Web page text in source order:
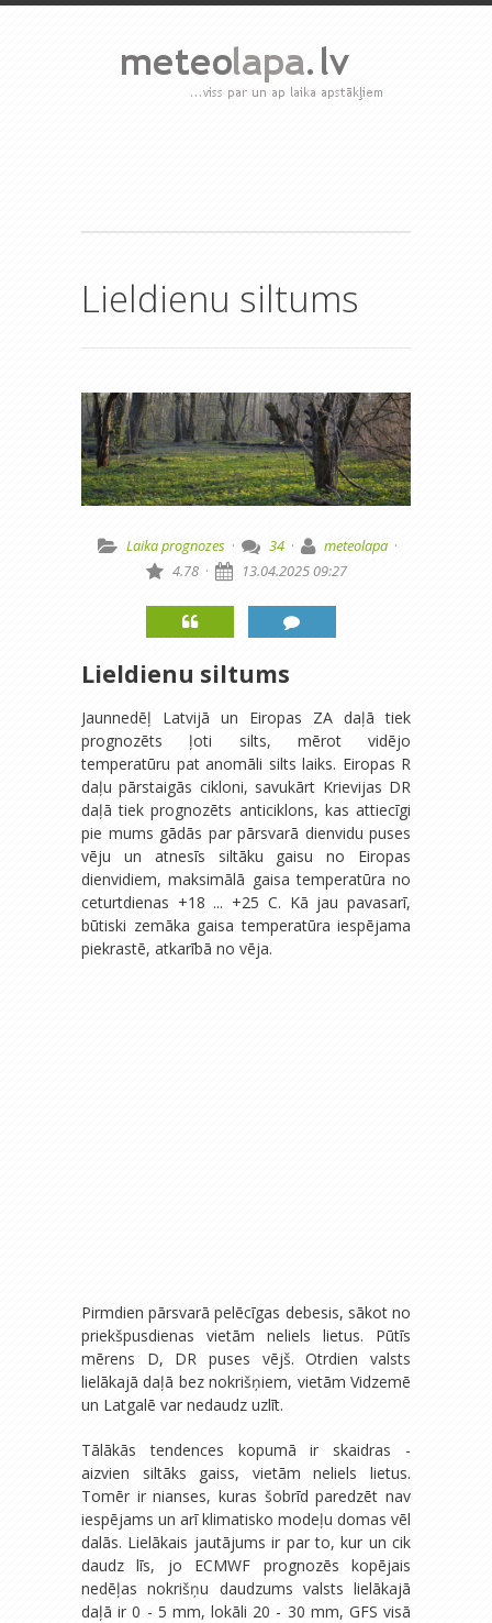
Lieldienu siltums
Laika prognozes · 34 · meteolapa ·
4.78 · 13.04.2025 09:27
Lieldienu siltums
Jaunnedēļ Latvijā un Eiropas ZA daļā tiek
prognozēts ļoti silts, mērot vidējo
temperatūru pat anomāli silts laiks. Eiropas R
daļu pārstaigās cikloni, savukārt Krievijas DR
daļā tiek prognozēts anticiklons, kas attiecīgi
pie mums gādās par pārsvarā dienvidu puses
vēju un atnesīs siltāku gaisu no Eiropas
dienvidiem, maksimālā gaisa temperatūra no
ceturtdienas +18 ... +25 C. Kā jau pavasarī,
būtiski zemāka gaisa temperatūra iespējama
piekrastē, atkarībā no vēja.
Pirmdien pārsvarā pelēcīgas debesis, sākot no
priekšpusdienas vietām neliels lietus. Pūtīs
mērens D, DR puses vējš. Otrdien valsts
lielākajā daļā bez nokrišņiem, vietām Vidzemē
un Latgalē var nedaudz uzlīt.
Tālākās tendences kopumā ir skaidras -
aizvien siltāks gaiss, vietām neliels lietus.
Tomēr ir nianses, kuras šobrīd paredzēt nav
iespējams un arī klimatisko modeļu domas vēl
dalās. Lielākais jautājums ir par to, kur un cik
daudz līs, jo ECMWF prognozēs kopējais
nedēļas nokrišņu daudzums valsts lielākajā
daļā ir 0 - 5 mm, lokāli 20 - 30 mm, GFS visā